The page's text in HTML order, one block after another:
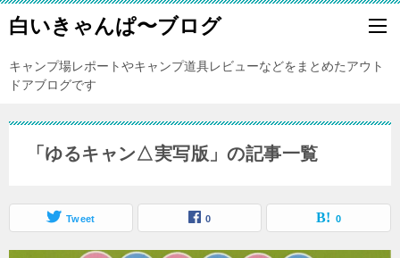
白いきゃんぱ〜ブログ
キャンプ場レポートやキャンプ道具レビューなどをまとめたアウト
ドアブログです
「ゆるキャン△実写版」の記事一覧
Tweet 0 0